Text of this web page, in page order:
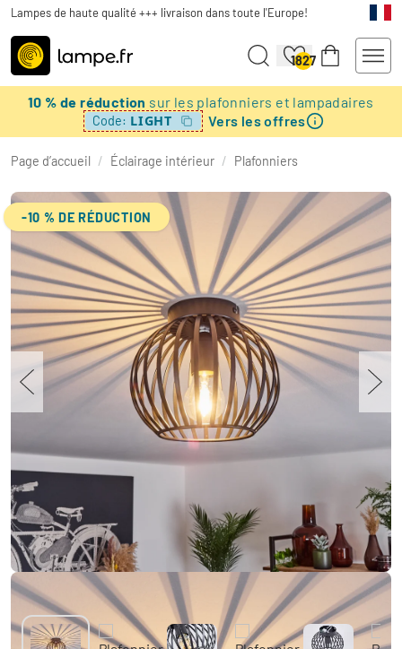
Lampes de haute qualité +++ livraison dans toute l'Europe!
1827
10 % de réduction sur les plafonniers et lampadaires
Code: LIGHT Vers les offres
Page d’accueil / Éclairage intérieur / Plafonniers
-10 % DE RÉDUCTION